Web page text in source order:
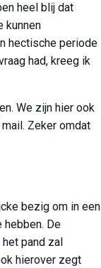
heel blij dat
kunnen
hectische periode
had, kreeg ik
We zijn hier ook
Zeker omdat
bezig om in een
hebben. De
pand zal
hierover zegt